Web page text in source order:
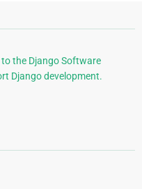
the Django Software
Django development.